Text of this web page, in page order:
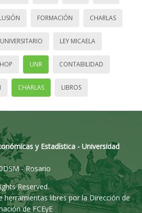
FORMACIÓN CHARLAS
LEY MICAELA
UNR CONTABILIDAD
CHARLAS LIBROS
y Estadística - Universidad
- Rosario
Reserved.
herramientas libres por la Dirección de
de FCEyE